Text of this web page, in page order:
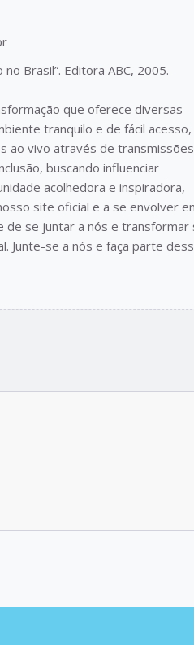
Brasil”. Editora ABC, 2005.
que oferece diversas
tranquilo e de fácil acesso,
ao vivo através de transmissões
buscando influenciar
acolhedora e inspiradora,
site oficial e a se envolver
de se juntar a nós e transformar
Junte-se a nós e faça parte